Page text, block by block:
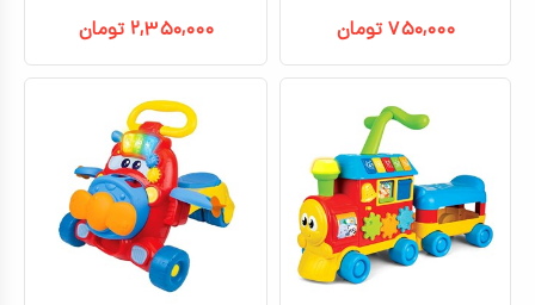
۷۵۰,۰۰۰ تومان ۲,۳۵۰,۰۰۰ تومان